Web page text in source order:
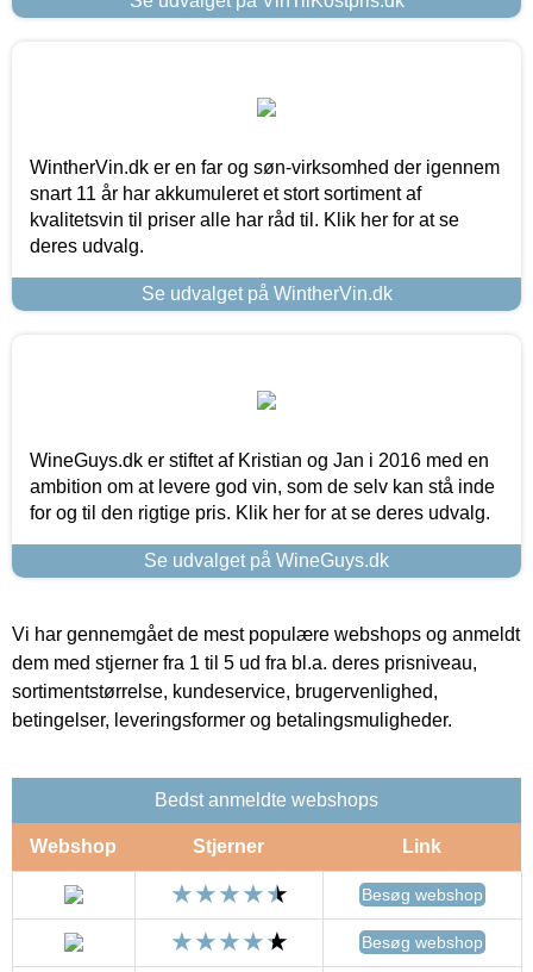
WintherVin.dk er en far og søn-virksomhed der igennem
snart 11 år har akkumuleret et stort sortiment af
kvalitetsvin til priser alle har råd til. Klik her for at se
deres udvalg.
Se udvalget på WintherVin.dk
WineGuys.dk er stiftet af Kristian og Jan i 2016 med en
ambition om at levere god vin, som de selv kan stå inde
for og til den rigtige pris. Klik her for at se deres udvalg.
Se udvalget på WineGuys.dk
Vi har gennemgået de mest populære webshops og anmeldt
dem med stjerner fra 1 til 5 ud fra bl.a. deres prisniveau,
sortimentstørrelse, kundeservice, brugervenlighed,
betingelser, leveringsformer og betalingsmuligheder.
Bedst anmeldte webshops
Webshop Stjerner Link
Besøg webshop
Besøg webshop